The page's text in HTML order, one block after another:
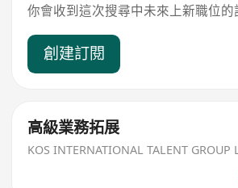
你會收到這次搜尋中未來上新職位的
創建訂閱
高級業務拓展